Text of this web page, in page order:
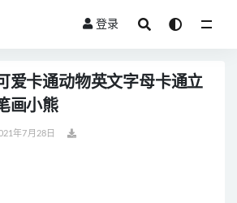
登录
爱卡通动物英文字母卡通立
画小熊
年7月28日